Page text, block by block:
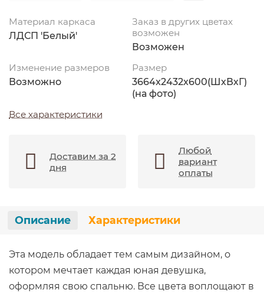
Материал каркаса
ЛДСП 'Белый'
Заказ в других цветах
возможен
Возможен
Изменение размеров
Возможно
Размер
3664x2432x600(ШхВхГ)
(на фото)
Все характеристики
Доставим за 2
дня
Любой
вариант
оплаты
Описание Характеристики
Эта модель обладает тем самым дизайном, о
котором мечтает каждая юная девушка,
оформляя свою спальню. Все цвета воплощают в